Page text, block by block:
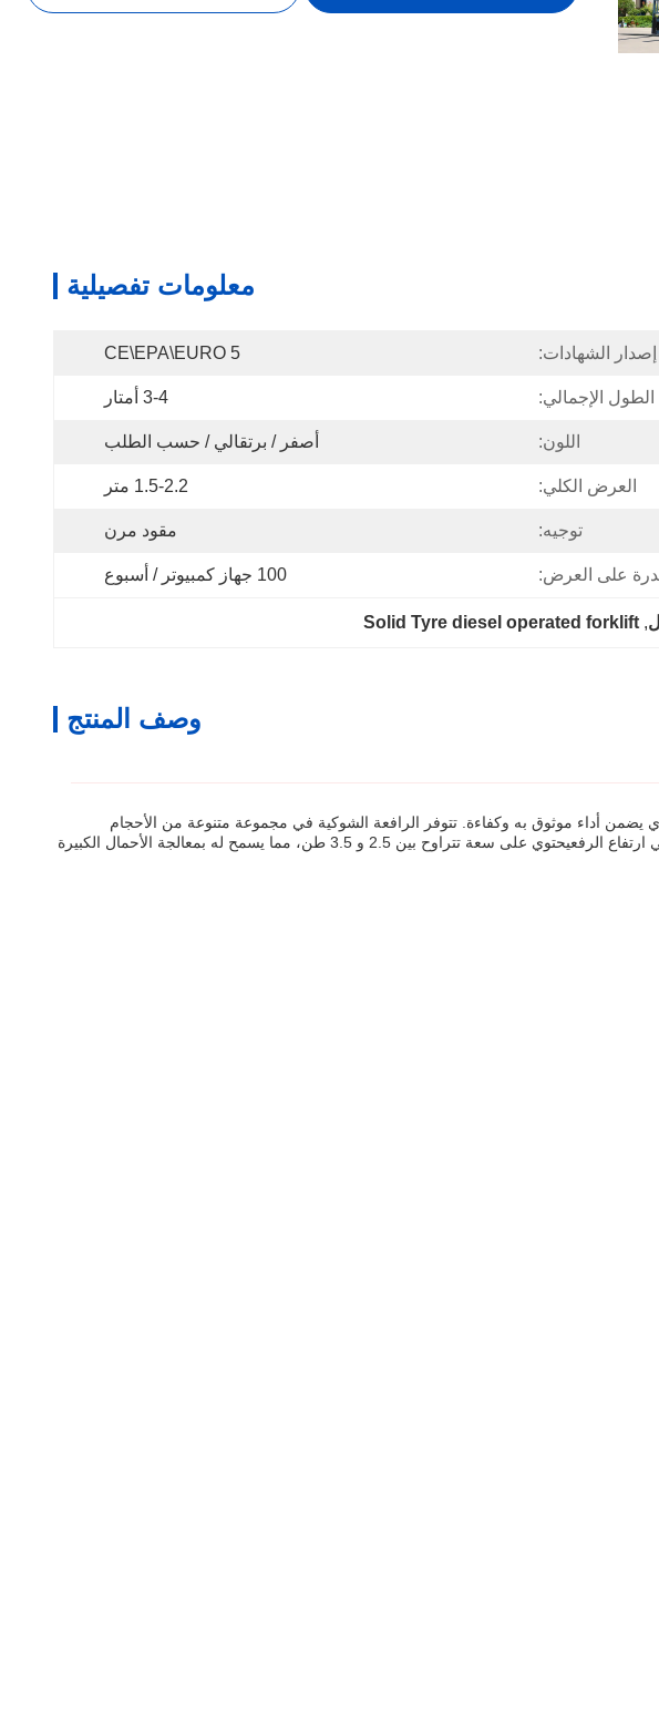
معلومات تفصيلية
إصدار الشهادات: CE\EPA\EURO 5
الطول الإجمالي: 3-4 أمتار
اللون: أصفر / برتقالي / حسب الطلب
العرض الكلي: 1.5-2.2 متر
توجيه: مقود مرن
على العرض: 100 جهاز كمبيوتر / أسبوع
,
Solid Tyre diesel operated forklift
وصف المنتج
أداء موثوق به وكفاءة. تتوفر الرافعة الشوكية في مجموعة متنوعة من الأحجام
والتكوينات ، بدءا من 1-2 متر في طول الشوكة ، 3-4 متر في الطول الإجمالي ، 2-3 متر في الارتفاع الإجمالي ،و 3-6 متر في ارتفاع الرفعيحتوي على سعة تتراوح بين 2.5 و 3.5 طن، مما يسمح له بمعالجة الأحمال الكبيرة